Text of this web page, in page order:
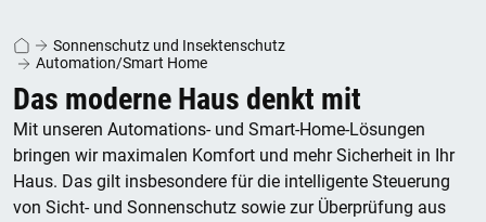
Sonnenschutz und Insektenschutz
Automation/Smart Home
Das moderne Haus denkt mit
Mit unseren Automations- und Smart-Home-Lösungen
bringen wir maximalen Komfort und mehr Sicherheit in Ihr
Haus. Das gilt insbesondere für die intelligente Steuerung
von Sicht- und Sonnenschutz sowie zur Überprüfung aus